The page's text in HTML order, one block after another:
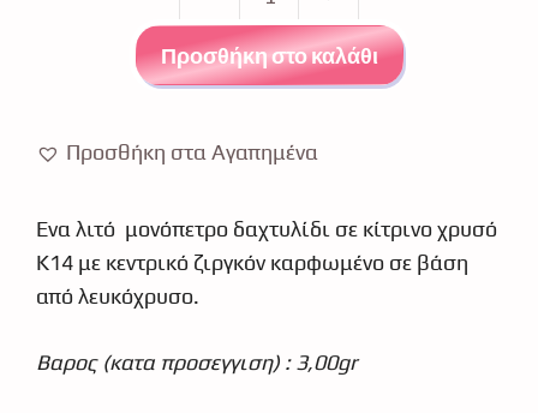
δαχτυλίδι
χρυσό
Προσθήκη στο καλάθι
Προσθήκη στα Αγαπημένα
Ένα λιτό μονόπετρο δαχτυλίδι σε κίτρινο χρυσό
Κ14 με κεντρικό ζιργκόν καρφωμένο σε βάση
από λευκόχρυσο.
Βαρος (κατα προσεγγιση) : 3,00gr